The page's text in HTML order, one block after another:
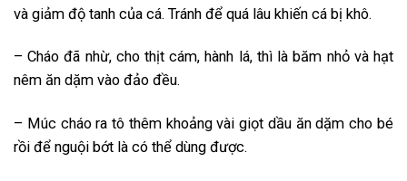
và giảm độ tanh của cá. Tránh để quá lâu khiến cá bị khô.
– Cháo đã nhừ, cho thịt cám, hành lá, thì là băm nhỏ và hạt
nêm ăn dặm vào đảo đều.
– Múc cháo ra tô thêm khoảng vài giọt dầu ăn dặm cho bé
rồi để nguội bớt là có thể dùng được.